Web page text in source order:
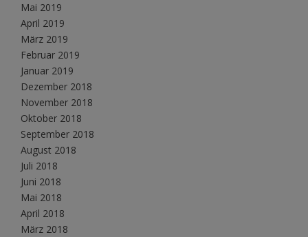
Mai 2019
April 2019
März 2019
Februar 2019
Januar 2019
Dezember 2018
November 2018
Oktober 2018
September 2018
August 2018
Juli 2018
Juni 2018
Mai 2018
April 2018
März 2018